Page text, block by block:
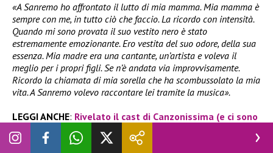
«A Sanremo ho affrontato il lutto di mia mamma. Mia mamma è
sempre con me, in tutto ciò che faccio. La ricordo con intensità.
Quando mi sono provata il suo vestito nero è stato
estremamente emozionante. Ero vestita del suo odore, della sua
essenza. Mia madre era una cantante, un’artista e voleva il
meglio per i propri figli. Se n’è andata via improvvisamente.
Ricordo la chiamata di mia sorella che ha scombussolato la mia
vita. A Sanremo volevo raccontare lei tramite la musica».
LEGGI ANCHE: Rivelato il cast di Canzonissima (e ci sono
anche Big di Sanremo 2026)